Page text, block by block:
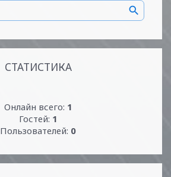
СТАТИСТИКА
Онлайн всего: 1
Гостей: 1
Пользователей: 0